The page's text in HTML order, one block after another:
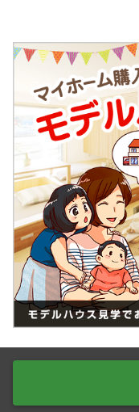
お問い合わせ